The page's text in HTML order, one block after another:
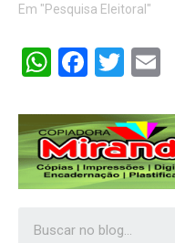
Em "Pesquisa Eleitoral"
WhatsApp